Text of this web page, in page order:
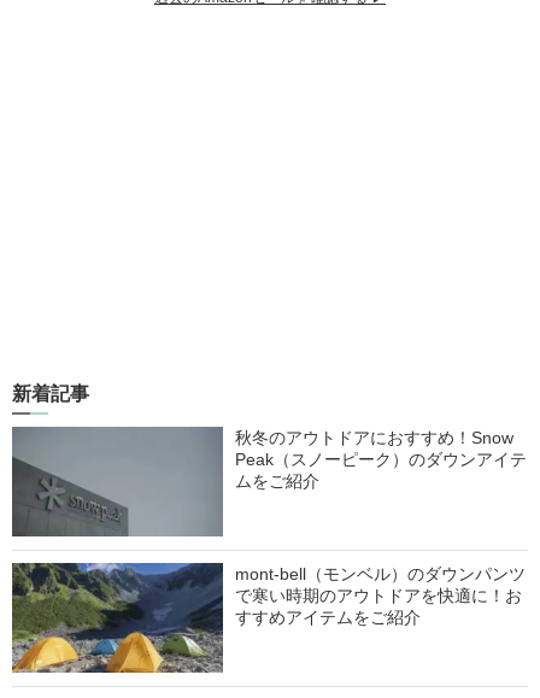
新着記事
秋冬のアウトドアにおすすめ！Snow
Peak（スノーピーク）のダウンアイテ
ムをご紹介
mont-bell（モンベル）のダウンパンツ
で寒い時期のアウトドアを快適に！お
すすめアイテムをご紹介